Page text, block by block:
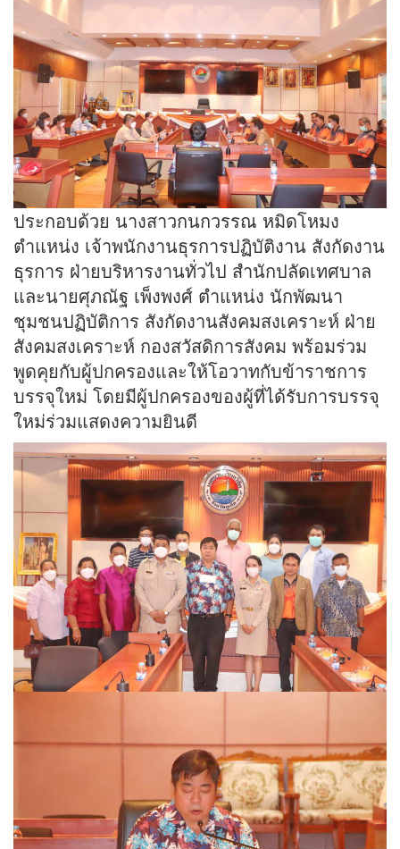
ประกอบด้วย นางสาวกนกวรรณ หมิดโหมง
ตำแหน่ง เจ้าพนักงานธุรการปฏิบัติงาน สังกัดงาน
ธุรการ ฝ่ายบริหารงานทั่วไป สำนักปลัดเทศบาล
และนายศุภณัฐ เพ็งพงศ์ ตำแหน่ง นักพัฒนา
ชุมชนปฏิบัติการ สังกัดงานสังคมสงเคราะห์ ฝ่าย
สังคมสงเคราะห์ กองสวัสดิการสังคม พร้อมร่วม
พูดคุยกับผู้ปกครองและให้โอวาทกับข้าราชการ
บรรจุใหม่ โดยมีผู้ปกครองของผู้ที่ได้รับการบรรจุ
ใหม่ร่วมแสดงความยินดี